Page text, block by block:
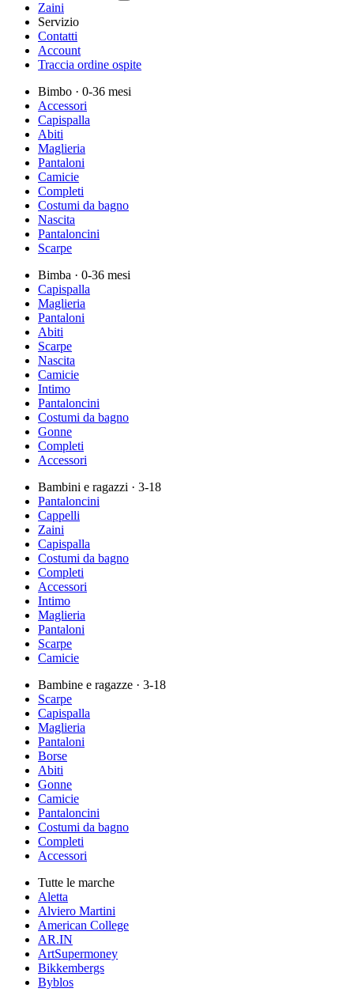
Zaini
Servizio
Contatti
Account
Traccia ordine ospite
Bimbo · 0-36 mesi
Accessori
Capispalla
Abiti
Maglieria
Pantaloni
Camicie
Completi
Costumi da bagno
Nascita
Pantaloncini
Scarpe
Bimba · 0-36 mesi
Capispalla
Maglieria
Pantaloni
Abiti
Scarpe
Nascita
Camicie
Intimo
Pantaloncini
Costumi da bagno
Gonne
Completi
Accessori
Bambini e ragazzi · 3-18
Pantaloncini
Cappelli
Zaini
Capispalla
Costumi da bagno
Completi
Accessori
Intimo
Maglieria
Pantaloni
Scarpe
Camicie
Bambine e ragazze · 3-18
Scarpe
Capispalla
Maglieria
Pantaloni
Borse
Abiti
Gonne
Camicie
Pantaloncini
Costumi da bagno
Completi
Accessori
Tutte le marche
Aletta
Alviero Martini
American College
AR.IN
ArtSupermoney
Bikkembergs
Byblos